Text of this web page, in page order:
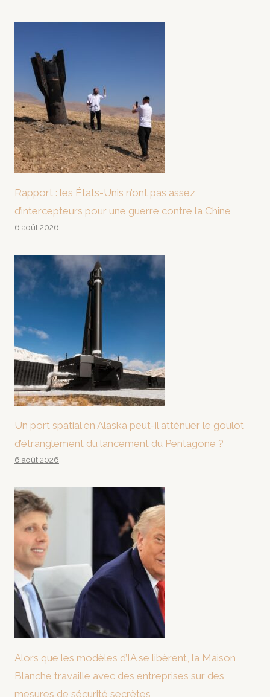
Rapport : les États-Unis n’ont pas assez
d’intercepteurs pour une guerre contre la Chine
6 août 2026
Un port spatial en Alaska peut-il atténuer le goulot
d’étranglement du lancement du Pentagone ?
6 août 2026
Alors que les modèles d’IA se libèrent, la Maison
Blanche travaille avec des entreprises sur des
mesures de sécurité secrètes